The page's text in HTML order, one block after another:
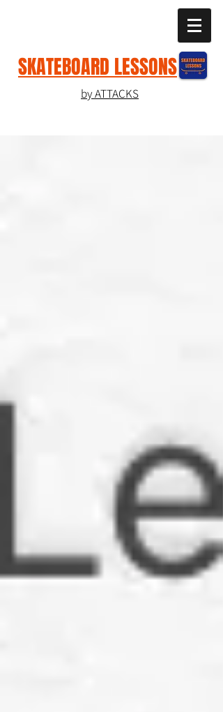
SKATEBOARD LESSONS
by ATTACKS